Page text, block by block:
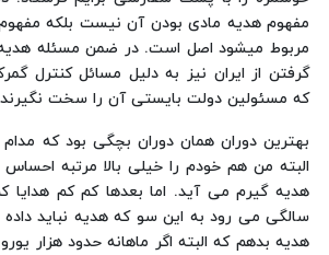
مفهوم هدیه مادی بودن آن نیست بلکه
مربوط میشود اصل است. در ضمن مسئله هدیه
گرفتن از ایران نیز به دلیل مسائل کنترل
که مسئولین دولت بایستی آن را سخت
بهترین دوران همان دوران بچگی بود که
البته من هم خودم را خیلی بالا مرتبه
سالگی می رود به این سو که هدیه نباید
هدیه بدهم که البته اگر ماهانه حدود هزار